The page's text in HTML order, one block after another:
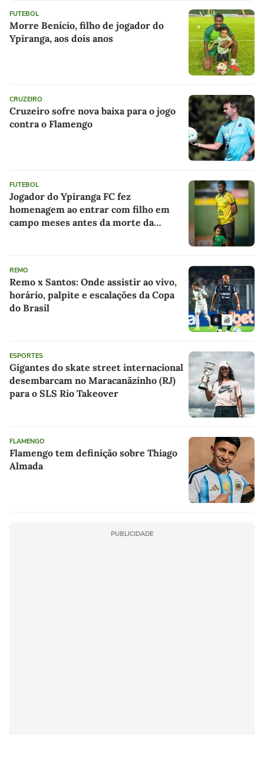
FUTEBOL
Morre Benício, filho de jogador do
Ypiranga, aos dois anos
CRUZEIRO
Cruzeiro sofre nova baixa para o jogo
contra o Flamengo
FUTEBOL
Jogador do Ypiranga FC fez
homenagem ao entrar com filho em
campo meses antes da morte da
REMO
Remo x Santos: Onde assistir ao vivo,
horário, palpite e escalações da Copa
do Brasil
ESPORTES
Gigantes do skate street internacional
desembarcam no Maracanãzinho (RJ)
para o SLS Rio Takeover
FLAMENGO
Flamengo tem definição sobre Thiago
Almada
PUBLICIDADE